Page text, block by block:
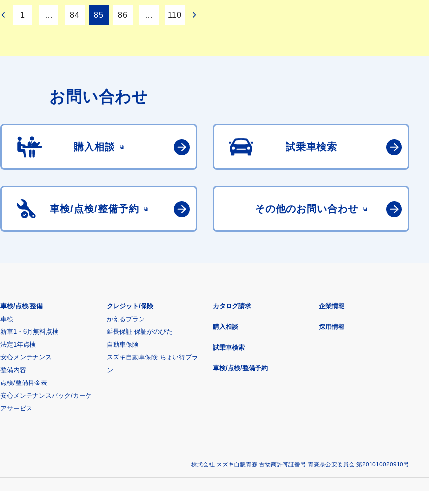
1 … 84 85 86 … 110
お問い合わせ
購入相談 試乗車検索
車検/点検/整備予約 その他のお問い合わせ
車検/点検/整備
車検
新車1・6月無料点検
法定1年点検
安心メンテナンス
整備内容
点検/整備料金表
安心メンテナンスパック/カーケ
アサービス
クレジット/保険
かえるプラン
延長保証 保証がのびた
自動車保険
スズキ自動車保険 ちょい得プラ
ン
カタログ請求
購入相談
試乗車検索
車検/点検/整備予約
企業情報
採用情報
株式会社 スズキ自販青森 古物商許可証番号 青森県公安委員会 第201010020910号